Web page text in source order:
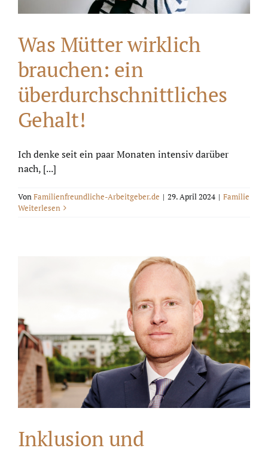
Was Mütter wirklich
brauchen: ein
überdurchschnittliches
Gehalt!
Ich denke seit ein paar Monaten intensiv darüber
nach, [...]
Von Familienfreundliche-Arbeitgeber.de | 29. April 2024 | Familie
Weiterlesen
Inklusion und